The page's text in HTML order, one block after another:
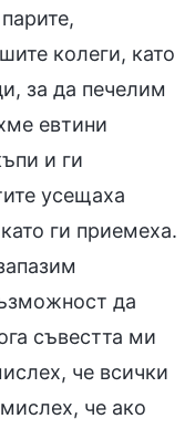
колеги, като
за да печелим
евтини
и ги
усещаха
ги приемеха.
да
съвестта ми
че всички
че ако